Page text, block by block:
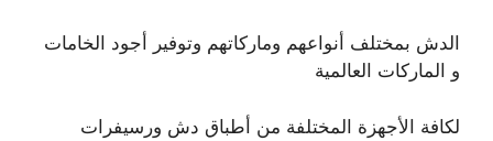
الدش بمختلف أنواعهم وماركاتهم وتوفير أجود الخامات
و الماركات العالمية
لكافة الأجهزة المختلفة من أطباق دش ورسيفرات